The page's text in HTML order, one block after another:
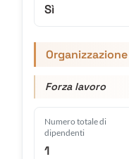
Sì
Organizzazione
Forza lavoro
Numero totale di
dipendenti
1